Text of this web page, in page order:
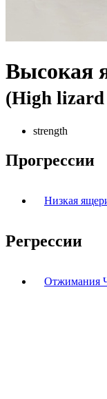
Высокая
(High
strength
Прогрессии
Низкая
Регрессии
Отжимания